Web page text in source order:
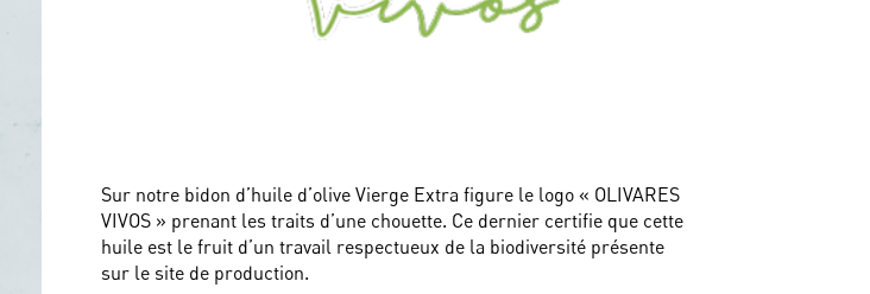
Sur notre bidon d’huile d’olive Vierge Extra figure le logo « OLIVARES
VIVOS » prenant les traits d’une chouette. Ce dernier certifie que cette
huile est le fruit d’un travail respectueux de la biodiversité présente
sur le site de production.